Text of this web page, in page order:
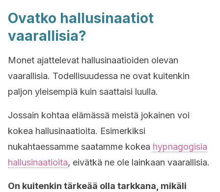
Ovatko hallusinaatiot
vaarallisia?
Monet ajattelevat hallusinaatioiden olevan
vaarallisia. Todellisuudessa ne ovat kuitenkin
paljon yleisempiä kuin saattaisi luulla.
Jossain kohtaa elämässä meistä jokainen voi
kokea hallusinaatioita. Esimerkiksi
nukahtaessamme saatamme kokea hypnagogisia
hallusinaatioita, eivätkä ne ole lainkaan vaarallisia.
On kuitenkin tärkeää olla tarkkana, mikäli